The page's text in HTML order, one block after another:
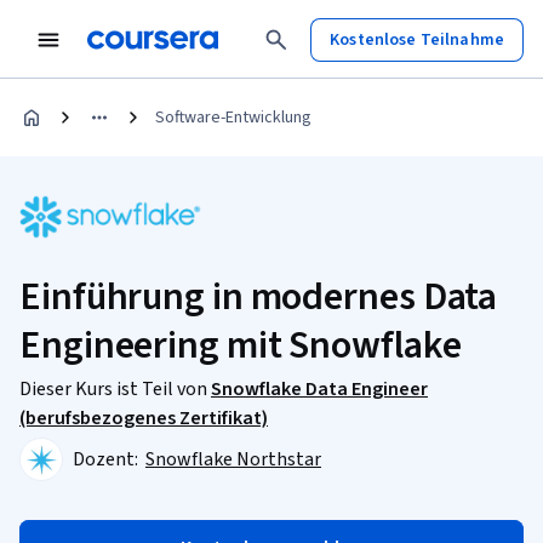
Kostenlose Teilnahme
Software-Entwicklung
Einführung in modernes Data
Engineering mit Snowflake
Dieser Kurs ist Teil vonSnowflake Data Engineer
(berufsbezogenes Zertifikat)
Dozent: Snowflake Northstar